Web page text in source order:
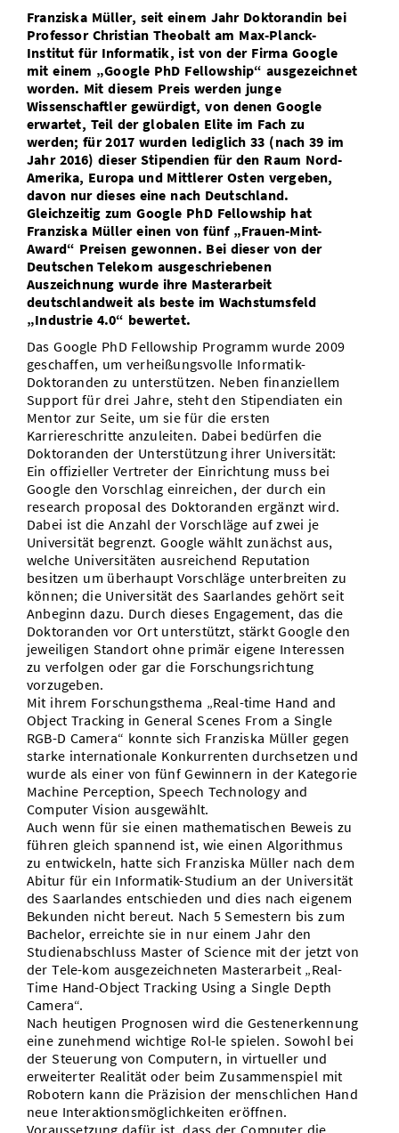
Vom Studium in den Beruf
Study Scheduler
Bibliothek
Open Science/Open Access
Start-ups
IT-Themenabend
Ranking
Zahlen & Fakten
Preise, Auszeichnungen und Förderungen
Kontakt
SIC Merchandise
SIC Podcast
Anfahrt
AnsprechpartnerInnen, Personen, Forschungsgruppen
Termine, Vorträge und Veranstaltungen
Alumni
Franziska Müller, seit einem Jahr Doktorandin bei
Professor Christian Theobalt am Max-Planck-
Institut für Informatik, ist von der Firma Google
mit einem „Google PhD Fellowship“ ausgezeichnet
worden. Mit diesem Preis werden junge
Wissenschaftler gewürdigt, von denen Google
erwartet, Teil der globalen Elite im Fach zu
werden; für 2017 wurden lediglich 33 (nach 39 im
Jahr 2016) dieser Stipendien für den Raum Nord-
Amerika, Europa und Mittlerer Osten vergeben,
davon nur dieses eine nach Deutschland.
Gleichzeitig zum Google PhD Fellowship hat
Franziska Müller einen von fünf „Frauen-Mint-
Award“ Preisen gewonnen. Bei dieser von der
Deutschen Telekom ausgeschriebenen
Auszeichnung wurde ihre Masterarbeit
deutschlandweit als beste im Wachstumsfeld
„Industrie 4.0“ bewertet.
Das Google PhD Fellowship Programm wurde 2009
geschaffen, um verheißungsvolle Informatik-
Doktoranden zu unterstützen. Neben finanziellem
Support für drei Jahre, steht den Stipendiaten ein
Mentor zur Seite, um sie für die ersten
Karriereschritte anzuleiten. Dabei bedürfen die
Doktoranden der Unterstützung ihrer Universität:
Ein offizieller Vertreter der Einrichtung muss bei
Google den Vorschlag einreichen, der durch ein
research proposal des Doktoranden ergänzt wird.
Dabei ist die Anzahl der Vorschläge auf zwei je
Universität begrenzt. Google wählt zunächst aus,
welche Universitäten ausreichend Reputation
besitzen um überhaupt Vorschläge unterbreiten zu
können; die Universität des Saarlandes gehört seit
Anbeginn dazu. Durch dieses Engagement, das die
Doktoranden vor Ort unterstützt, stärkt Google den
jeweiligen Standort ohne primär eigene Interessen
zu verfolgen oder gar die Forschungsrichtung
vorzugeben.
Mit ihrem Forschungsthema „Real-time Hand and
Object Tracking in General Scenes From a Single
RGB-D Camera“ konnte sich Franziska Müller gegen
starke internationale Konkurrenten durchsetzen und
wurde als einer von fünf Gewinnern in der Kategorie
Machine Perception, Speech Technology and
Computer Vision ausgewählt.
Auch wenn für sie einen mathematischen Beweis zu
führen gleich spannend ist, wie einen Algorithmus
zu entwickeln, hatte sich Franziska Müller nach dem
Abitur für ein Informatik-Studium an der Universität
des Saarlandes entschieden und dies nach eigenem
Bekunden nicht bereut. Nach 5 Semestern bis zum
Bachelor, erreichte sie in nur einem Jahr den
Studienabschluss Master of Science mit der jetzt von
der Tele-kom ausgezeichneten Masterarbeit „Real-
Time Hand-Object Tracking Using a Single Depth
Camera“.
Nach heutigen Prognosen wird die Gestenerkennung
eine zunehmend wichtige Rol-le spielen. Sowohl bei
der Steuerung von Computern, in virtueller und
erweiterter Realität oder beim Zusammenspiel mit
Robotern kann die Präzision der menschlichen Hand
neue Interaktionsmöglichkeiten eröffnen.